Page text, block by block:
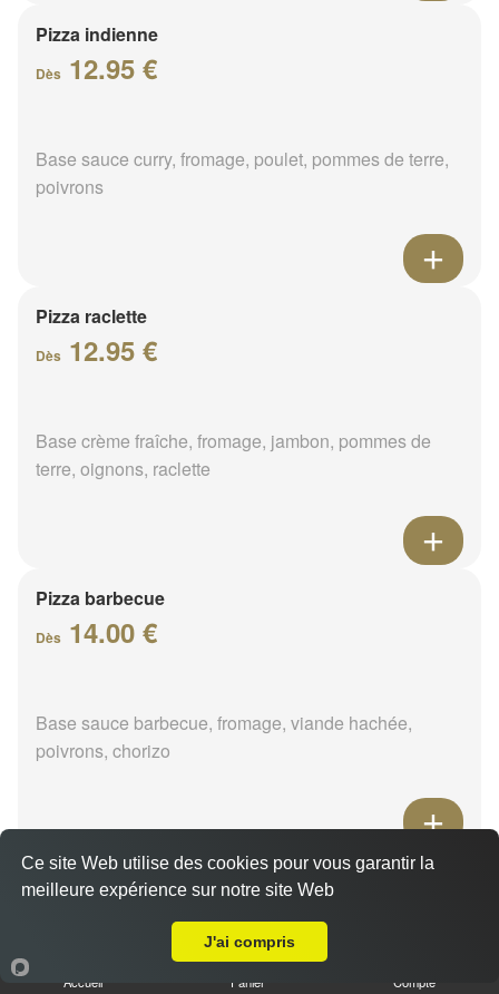
Pizza indienne
Dès 12.95 €
Base sauce curry, fromage, poulet, pommes de terre,
poivrons
Pizza raclette
Dès 12.95 €
Base crème fraîche, fromage, jambon, pommes de
terre, oignons, raclette
Pizza barbecue
Dès 14.00 €
Base sauce barbecue, fromage, viande hachée,
poivrons, chorizo
Pizza cannibale
Accueil Panier Compte
Ce site Web utilise des cookies pour vous garantir la
meilleure expérience sur notre site Web
J'ai compris